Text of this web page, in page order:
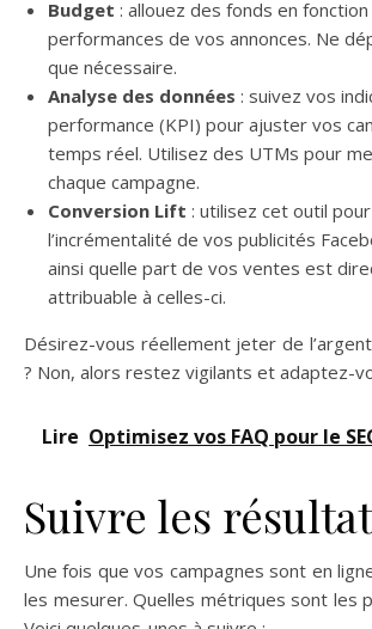
Budget : allouez des fonds en
performances de vos annonces. Ne
que nécessaire.
Analyse des données : suivez vos
performance (KPI) pour ajuster vos
temps réel. Utilisez des UTMs pour
chaque campagne.
Conversion Lift : utilisez cet outil
l’incrémentalité de vos publicités
ainsi quelle part de vos ventes est
attribuable à celles-ci.
Désirez-vous réellement jeter de
? Non, alors restez vigilants et adaptez-
Lire Optimisez vos FAQ pour le
Suivre les
Une fois que vos campagnes sont en
les mesurer. Quelles métriques sont les